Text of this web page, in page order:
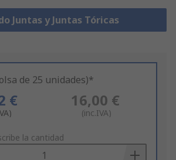
Juntas y Juntas Tóricas
de 25 unidades)*
€ 16,00 €
(inc.IVA)
la cantidad